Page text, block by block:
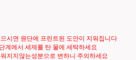
시면 원단에 프린트된 도안이 지워집니다
계에서 세제를 탄 물에 세탁하세요
지지않는성분으로 변하니 주의하세요